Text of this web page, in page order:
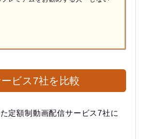
ビス7社を比較
定額制動画配信サービス7社に